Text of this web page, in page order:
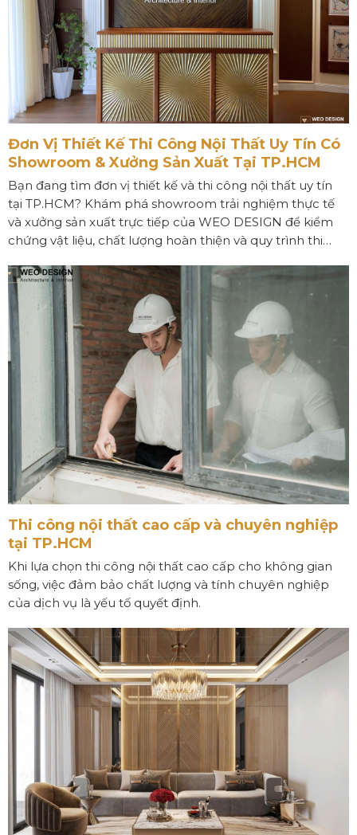
Đơn Vị Thiết Kế Thi Công Nội Thất Uy Tín Có
Showroom & Xưởng Sản Xuất Tại TP.HCM
Bạn đang tìm đơn vị thiết kế và thi công nội thất uy tín
tại TP.HCM? Khám phá showroom trải nghiệm thực tế
và xưởng sản xuất trực tiếp của WEO DESIGN để kiểm
chứng vật liệu, chất lượng hoàn thiện và quy trình thi
của mình.
Thi công nội thất cao cấp và chuyên nghiệp
tại TP.HCM
Khi lựa chọn thi công nội thất cao cấp cho không gian
sống, việc đảm bảo chất lượng và tính chuyên nghiệp
của dịch vụ là yếu tố quyết định.